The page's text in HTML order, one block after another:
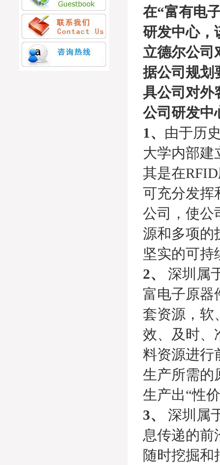
在“富有电
研发中心，
立德尔公司
据公司规划
具公司对外
公司研发中
1、 由于历
大学内部建
其是在
可充分发挥
公司，使公
源和多项的
坚实的可持
2、
深圳属
富电子原器
套资源，软
效、及时、
料资源进行
生产所需的
生产出“性
3、
深圳属
息传递的前
随时挖掘和